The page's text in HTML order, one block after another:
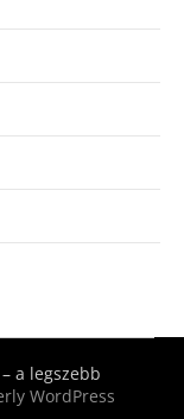
a legszebb
WordPress